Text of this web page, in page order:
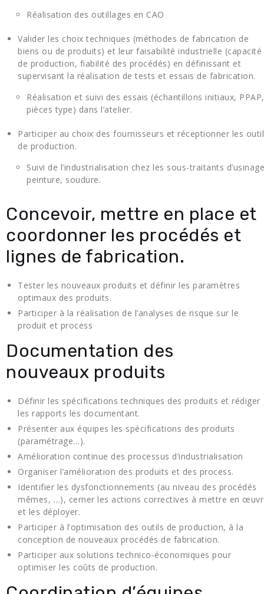
Réalisation des outillages en CAO
Valider les choix techniques (méthodes de fabrication de
biens ou de produits) et leur faisabilité industrielle (capacité
de production, fiabilité des procédés) en définissant et
supervisant la réalisation de tests et essais de fabrication.
Réalisation et suivi des essais (échantillons initiaux, PPAP,
pièces type) dans l’atelier.
Participer au choix des fournisseurs et réceptionner les
de production.
Suivi de l’industrialisation chez les sous-traitants
peinture, soudure.
Concevoir, mettre en place et
coordonner les procédés et
lignes de fabrication.
Tester les nouveaux produits et définir les paramètres
optimaux des produits.
Participer à la réalisation de l’analyses de risque sur le
produit et process
Documentation des
nouveaux produits
Définir les spécifications techniques des produits et rédiger
les rapports les documentant.
Présenter aux équipes les spécifications des produits
(paramétrage…).
Amélioration continue des processus d’industrialisation
Organiser l’amélioration des produits et des process.
Identifier les dysfonctionnements (au niveau des procédés
mêmes, …), cerner les actions correctives à mettre en
et les déployer.
Participer à l’optimisation des outils de production, à la
conception de nouveaux procédés de fabrication.
Participer aux solutions technico-économiques pour
optimiser les coûts de production.